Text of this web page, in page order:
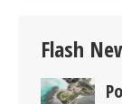
Flash